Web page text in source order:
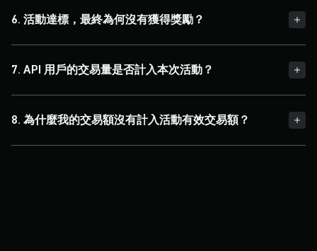
6. 活動達標，最終為何沒有獲得獎勵？
7. API 用戶的交易量是否計入本次活動？
8. 為什麼我的交易額沒有計入活動有效交易額？